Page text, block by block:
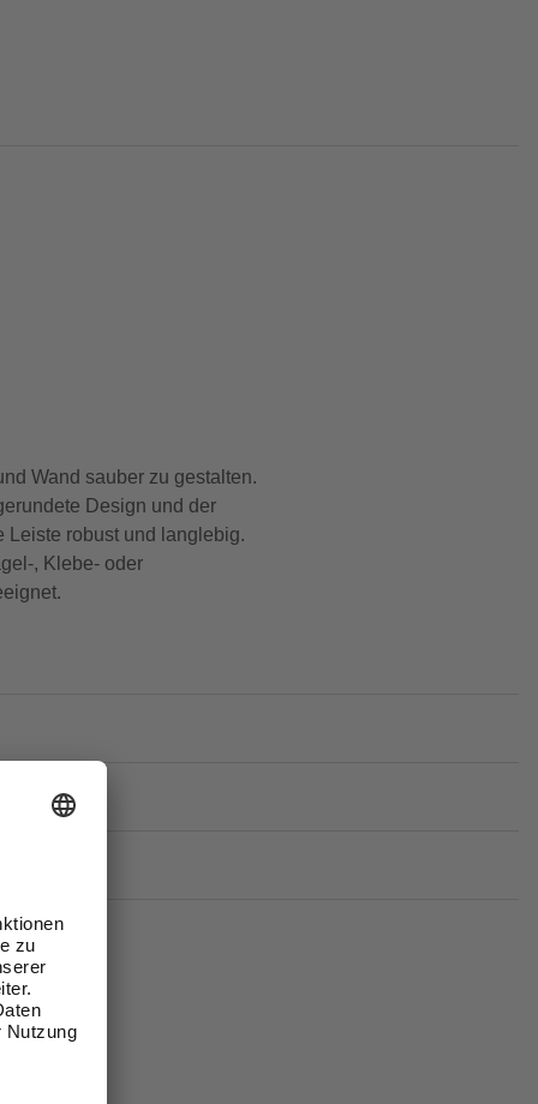
Wand sauber zu gestalten.
Design und der
Leiste robust und langlebig.
, Klebe- oder